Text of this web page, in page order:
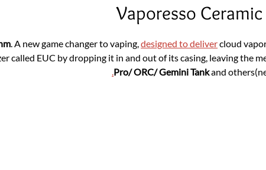
Vaporesso
. A new game changer to vaping,designed to delivercloud
called EUC by dropping it in and out of its casing, leaving the
Pro/ ORC/ Gemini Tankand